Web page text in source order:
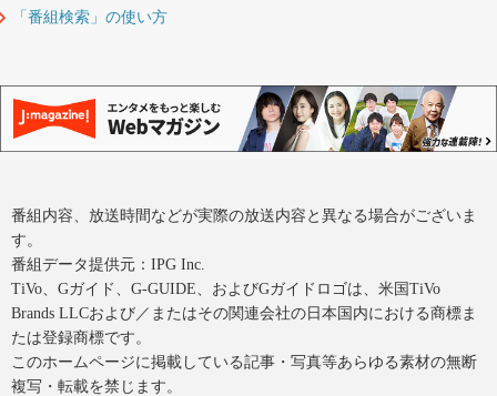
「番組検索」の使い方
番組内容、放送時間などが実際の放送内容と異なる場合がございま
す。
番組データ提供元：IPG Inc.
TiVo、Gガイド、G-GUIDE、およびGガイドロゴは、米国TiVo
Brands LLCおよび／またはその関連会社の日本国内における商標ま
たは登録商標です。
このホームページに掲載している記事・写真等あらゆる素材の無断
複写・転載を禁じます。